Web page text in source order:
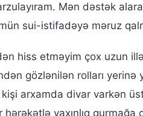
Mən dəstək
sui-istifadəyə məruz
hiss etməyim çox uzun
gözlənilən rolları yerinə
kişi arxamda divar varkən
yaxınlıq qurmağa